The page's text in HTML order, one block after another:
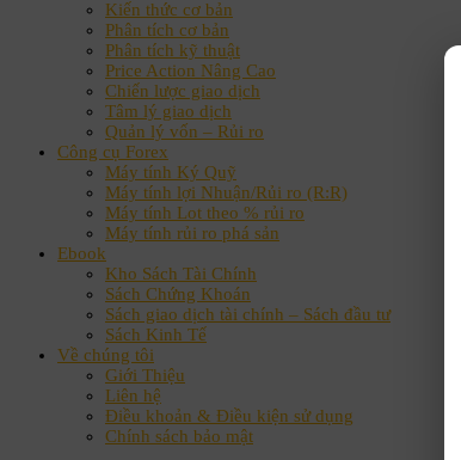
Kiến thức cơ bản
Phân tích cơ bản
Phân tích kỹ thuật
Price Action Nâng Cao
Chiến lược giao dịch
Tâm lý giao dịch
Quản lý vốn – Rủi ro
Công cụ Forex
Máy tính Ký Quỹ
Máy tính lợi Nhuận/Rủi ro (R:R)
Máy tính Lot theo % rủi ro
Máy tính rủi ro phá sản
Ebook
Kho Sách Tài Chính
Sách Chứng Khoán
Sách giao dịch tài chính – Sách đầu tư
Sách Kinh Tế
Về chúng tôi
Giới Thiệu
Liên hệ
Điều khoản & Điều kiện sử dụng
Chính sách bảo mật